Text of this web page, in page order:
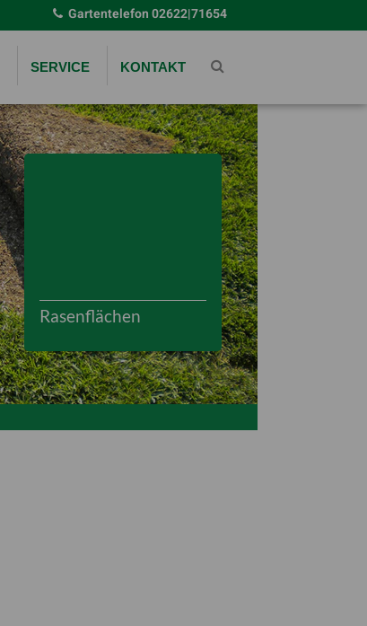
Gartentelefon02622|71654
SERVICE KONTAKT
Rasenflächen